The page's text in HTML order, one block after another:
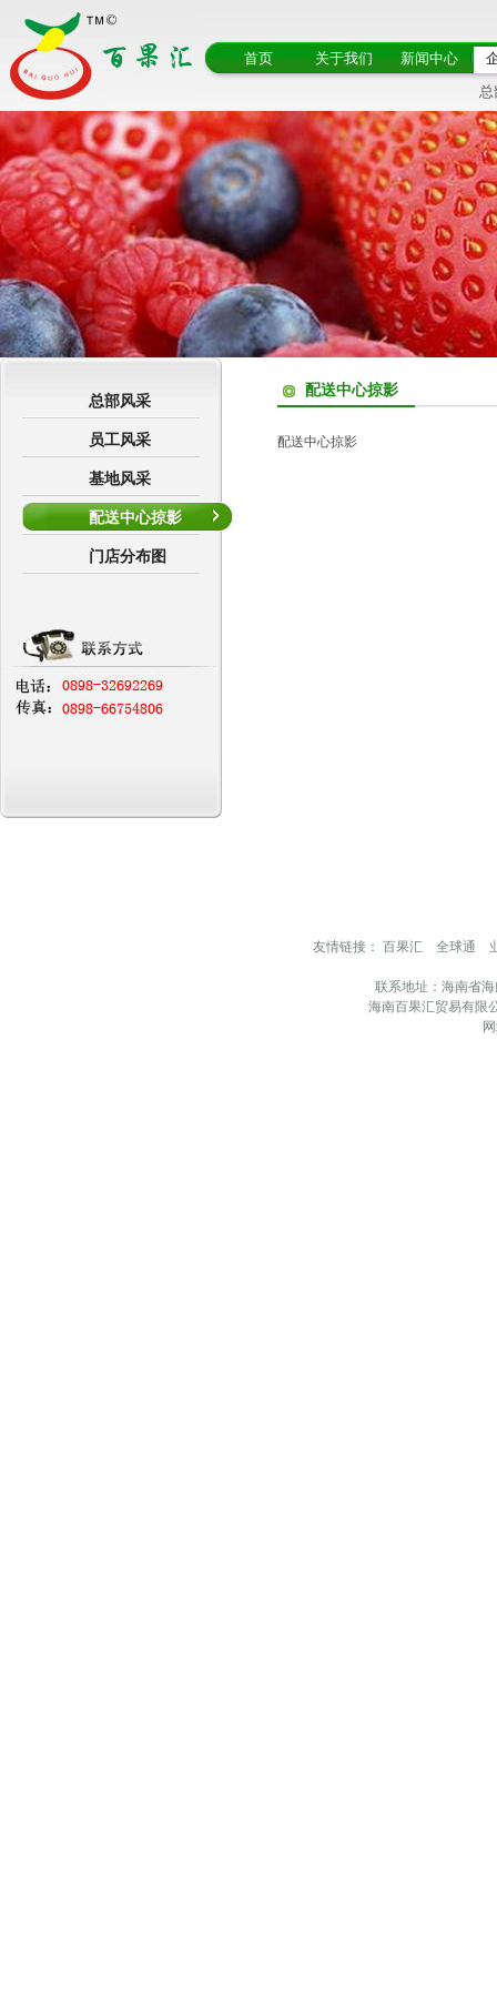
首页 关于我们 新闻中心
总
配送中心掠影
配送中心掠影
总部风采
员工风采
基地风采
配送中心掠影
门店分布图
友情链接： 百果汇 全球通
联系地址：海南省
海南百果汇贸易有限